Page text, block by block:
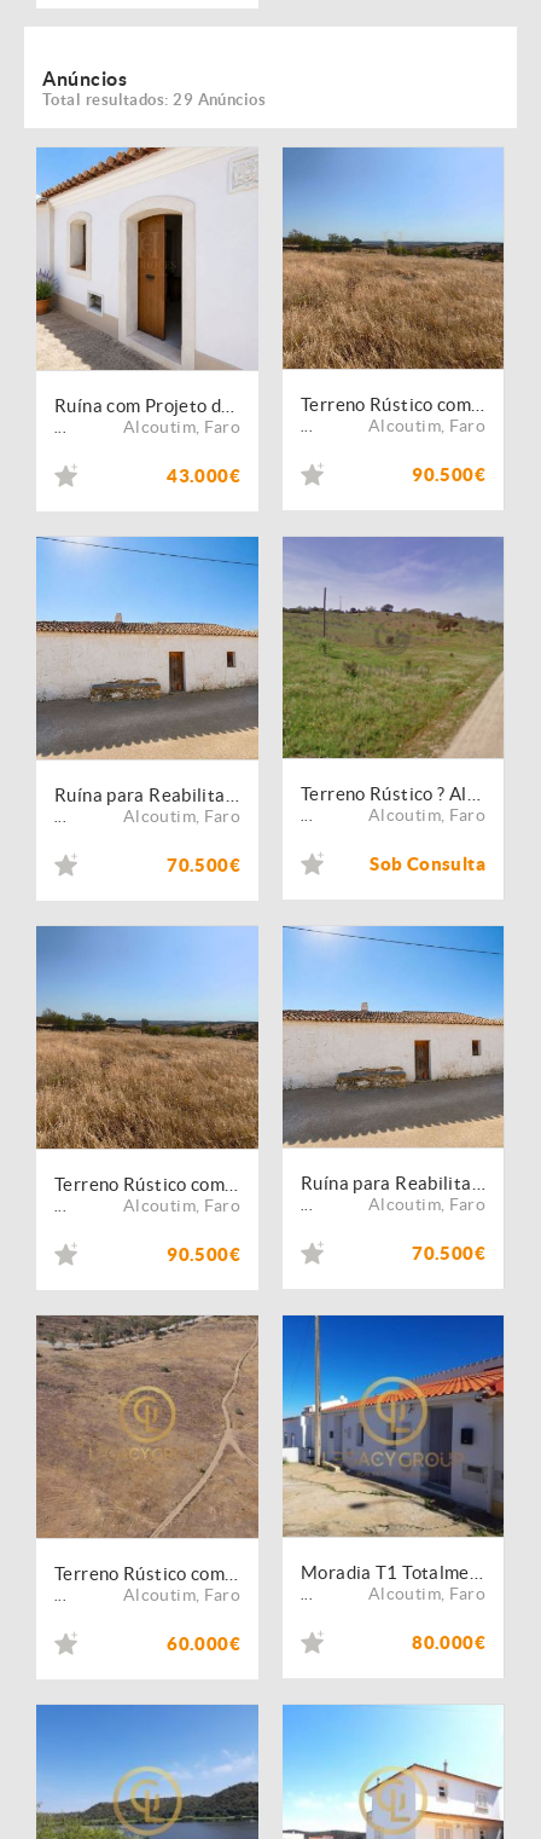
Anúncios
Total resultados: 29 Anúncios
Alcoutim, Faro
43.000€
Alcoutim, Faro
90.500€
Alcoutim, Faro
70.500€
Alcoutim, Faro
Sob Consulta
Alcoutim, Faro
90.500€
Alcoutim, Faro
70.500€
Alcoutim, Faro
60.000€
Alcoutim, Faro
80.000€